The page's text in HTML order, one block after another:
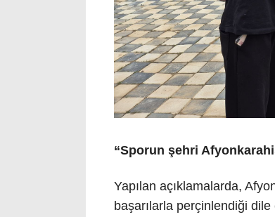
“Sporun şehri
Yapılan açıklamalarda,
başarılarla perçinlendiği